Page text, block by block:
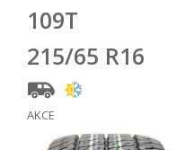
109T
215/65 R16
AKCE